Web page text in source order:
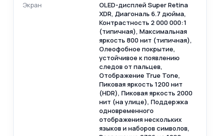
Экран
OLED-дисплей Super Retina
XDR, Диагональ 6.7 дюйма,
Контрастность 2 000 000:1
(типичная), Максимальная
яркость 800 нит (типичная),
Олеофобное покрытие,
устойчивое к появлению
следов от пальцев,
Отображение True Tone,
Пиковая яркость 1200 нит
(HDR), Пиковая яркость 2000
нит (на улице), Поддержка
одновременного
отображения нескольких
языков и наборов символов,